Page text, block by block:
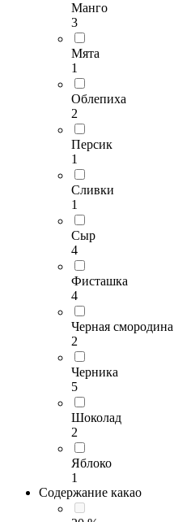
Манго
3
Мята
1
Облепиха
2
Персик
1
Сливки
1
Сыр
4
Фисташка
4
Черная смородина
2
Черника
5
Шоколад
2
Яблоко
1
Содержание какао